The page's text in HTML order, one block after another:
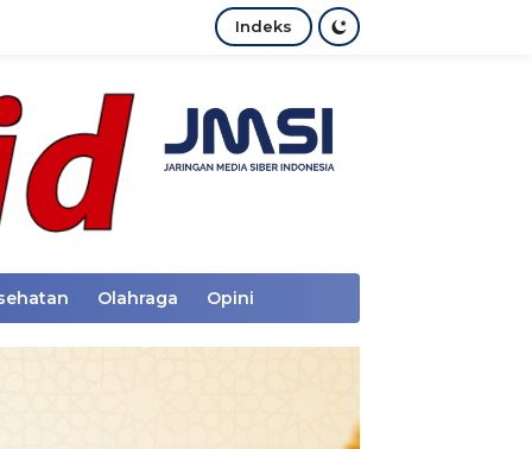
Indeks
Olahraga Opini